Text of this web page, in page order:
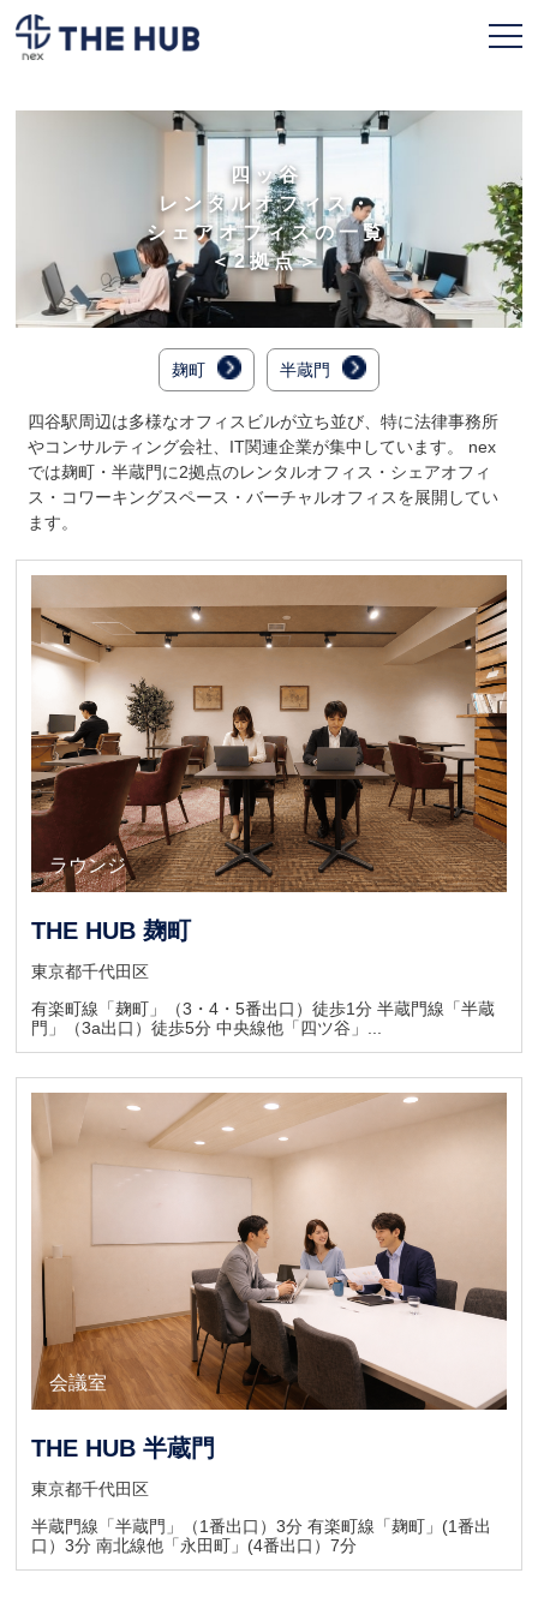
お申込み 会員ページ
TOPページ
利用プラン
拠点一覧
契約フロー
よくある質問
人気のオフィス
四ッ谷
レンタルオフィス・
シェアオフィスの一覧
＜2拠点＞
麹町 半蔵門
四谷駅周辺は多様なオフィスビルが立ち並び、特に法律事務所
やコンサルティング会社、IT関連企業が集中しています。 nex
では麹町・半蔵門に2拠点のレンタルオフィス・シェアオフィ
ス・コワーキングスペース・バーチャルオフィスを展開してい
ます。
ラウンジ
ラウンジ
THE HUB 麹町
東京都千代田区
有楽町線「麹町」（3・4・5番出口）徒歩1分 半蔵門線「半蔵
門」（3a出口）徒歩5分 中央線他「四ツ谷」...
キャンペーン
会議室
個室オフィス
THE HUB 半蔵門
東京都千代田区
半蔵門線「半蔵門」（1番出口）3分 有楽町線「麹町」(1番出
口）3分 南北線他「永田町」(4番出口）7分